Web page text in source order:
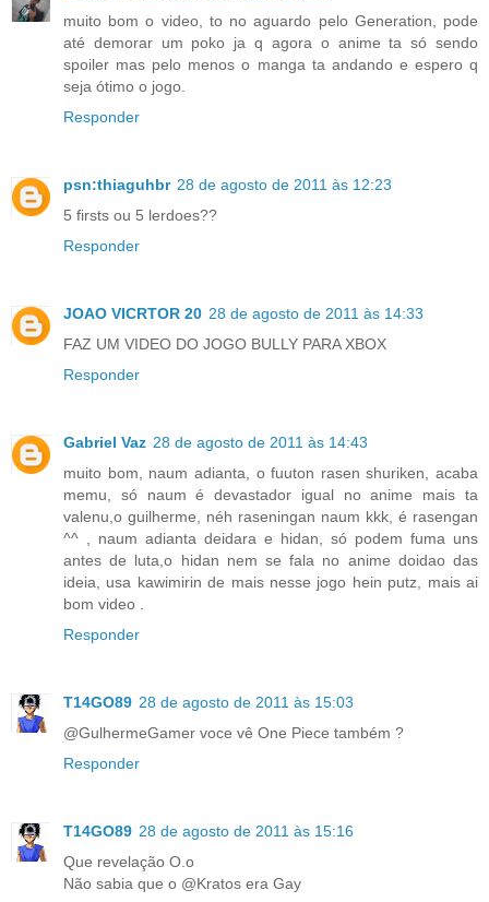
muito bom o video, to no aguardo pelo Generation, pode
até demorar um poko ja q agora o anime ta só sendo
spoiler mas pelo menos o manga ta andando e espero q
seja ótimo o jogo.
Responder
psn:thiaguhbr 28 de agosto de 2011 às 12:23
5 firsts ou 5 lerdoes??
Responder
JOAO VICRTOR 20 28 de agosto de 2011 às 14:33
FAZ UM VIDEO DO JOGO BULLY PARA XBOX
Responder
Gabriel Vaz 28 de agosto de 2011 às 14:43
muito bom, naum adianta, o fuuton rasen shuriken, acaba
memu, só naum é devastador igual no anime mais ta
valenu,o guilherme, néh raseningan naum kkk, é rasengan
^^ , naum adianta deidara e hidan, só podem fuma uns
antes de luta,o hidan nem se fala no anime doidao das
ideia, usa kawimirin de mais nesse jogo hein putz, mais ai
bom video .
Responder
T14GO89 28 de agosto de 2011 às 15:03
@GulhermeGamer voce vê One Piece também ?
Responder
T14GO89 28 de agosto de 2011 às 15:16
Que revelação O.o
Não sabia que o @Kratos era Gay